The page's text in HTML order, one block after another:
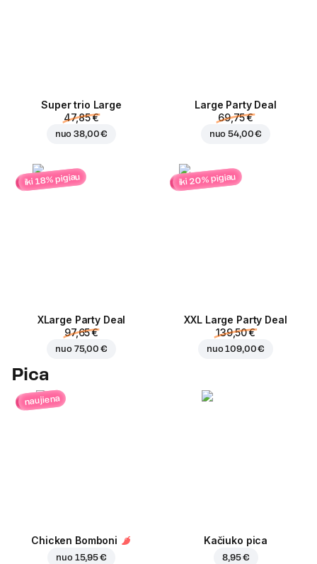
Super trio Large
47,85 €
nuo38,00 €
Large Party Deal
69,75 €
nuo54,00 €
iki 18% pigiau
ХLarge Party Deal
97,65 €
nuo 75,00 €
iki 20% pigiau
XXL Large Party Deal
139,50 €
nuo109,00 €
Pica
naujiena
Chicken Bomboni
nuo 15,95 €
Kačiuko pica
8,95 €